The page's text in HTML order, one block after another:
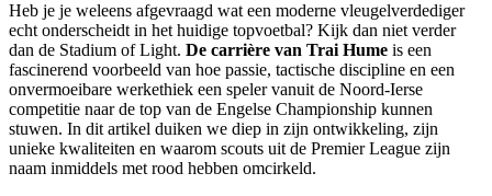
Heb je je weleens afgevraagd wat een moderne vleugelverdediger
echt onderscheidt in het huidige topvoetbal? Kijk dan niet verder
dan de Stadium of Light. De carrière van Trai Hume is een
fascinerend voorbeeld van hoe passie, tactische discipline en een
onvermoeibare werkethiek een speler vanuit de Noord-Ierse
competitie naar de top van de Engelse Championship kunnen
stuwen. In dit artikel duiken we diep in zijn ontwikkeling, zijn
unieke kwaliteiten en waarom scouts uit de Premier League zijn
naam inmiddels met rood hebben omcirkeld.